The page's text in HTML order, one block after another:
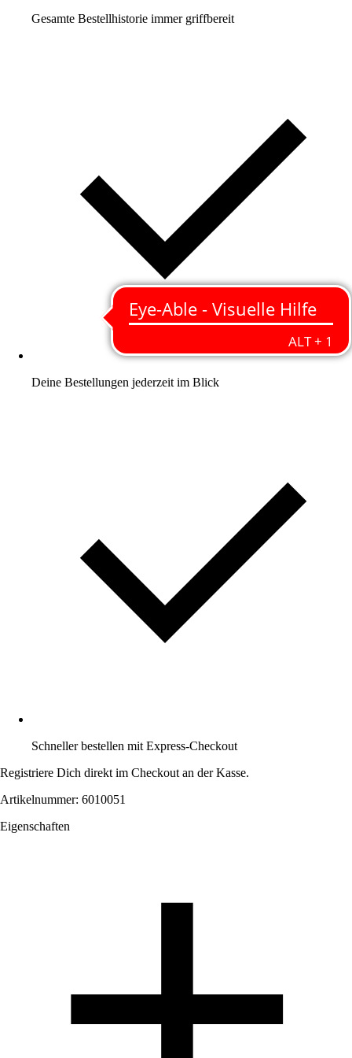
Gesamte Bestellhistorie immer griffbereit
Deine Bestellungen jederzeit im Blick
Schneller bestellen mit Express-Checkout
Registriere Dich direkt im Checkout an der Kasse.
Artikelnummer: 6010051
Eigenschaften